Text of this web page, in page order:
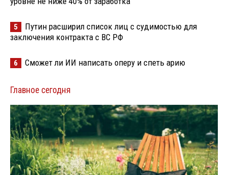
5
Путин расширил список лиц с судимостью для
заключения контракта с ВС РФ
6 Сможет ли ИИ написать оперу и спеть арию
Главное сегодня